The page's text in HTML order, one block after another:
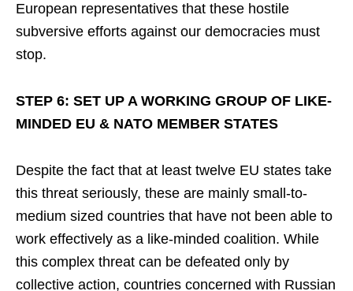
European representatives that these hostile
subversive efforts against our democracies must
stop.
STEP 6: SET UP A WORKING GROUP OF LIKE-
MINDED EU & NATO MEMBER STATES
Despite the fact that at least twelve EU states take
this threat seriously, these are mainly small-to-
medium sized countries that have not been able to
work effectively as a like-minded coalition. While
this complex threat can be defeated only by
collective action, countries concerned with Russian